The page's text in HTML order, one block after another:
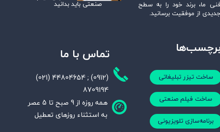
تماس با ما
(021) 44804654 ; (0912)
8709194
همه روزه از 9 صبح تا 5 عصر
به استثناء روزهای تعطیل
ما، برند خود را به سطح
از موفقیت برسانید.
صنعتی باید بدانید
ساخت فیلم صنعتی
ساخت تیزر تبلیغاتی
برنامه‌سازی تلویزیونی